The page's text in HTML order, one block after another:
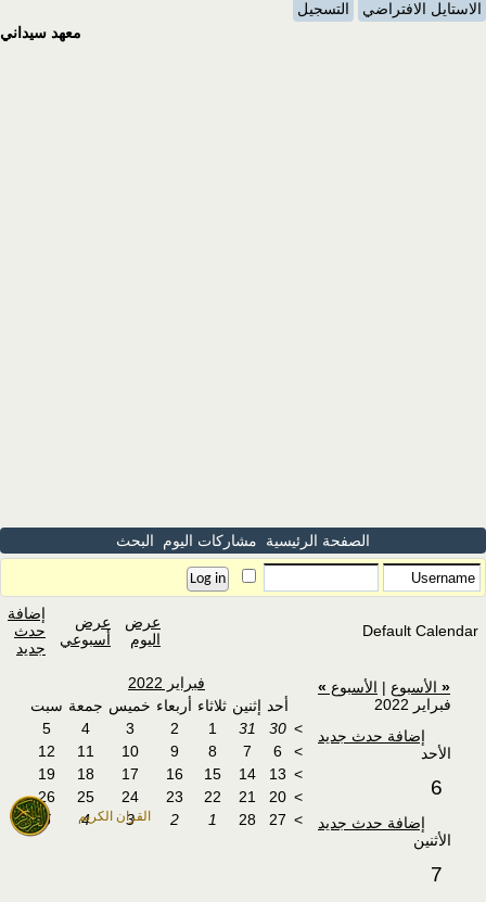
القران الكريم
الاستايل الافتراضي
التسجيل
معهد سيداني
الصفحة الرئيسية مشاركات اليوم البحث
Default Calendar
عرض
اليوم
عرض
أسبوعي
إضافة
حدث
جديد
« الأسبوع | الأسبوع »
فبراير 2022
إضافة حدث جديد
الأحد
6
إضافة حدث جديد
الأثنين
7
فبراير 2022
أحد إثنين ثلاثاء أربعاء خميس جمعة سبت
>
30
31
1
2
3
4
5
>
6
7
8
9
10
11
12
>
13
14
15
16
17
18
19
>
20
21
22
23
24
25
26
>
27
28
1
2
3
4
5